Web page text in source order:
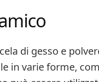
di gesso e
in varie forme,